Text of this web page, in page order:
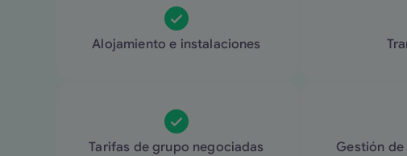
Alojamiento e instalaciones
Tarifas de grupo negociadas Gestión